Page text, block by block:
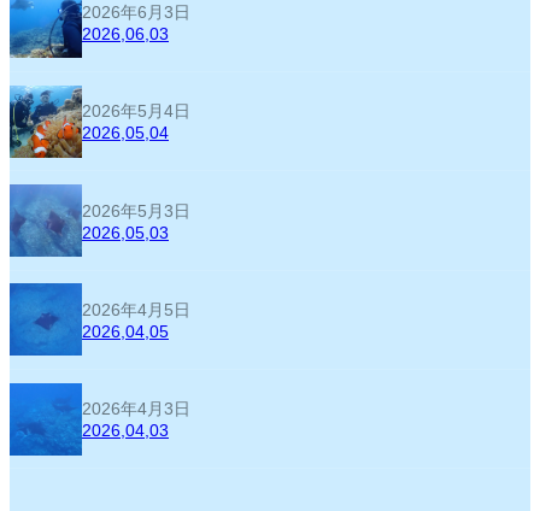
2026年6月3日
2026,06,03
2026年5月4日
2026,05,04
2026年5月3日
2026,05,03
2026年4月5日
2026,04,05
2026年4月3日
2026,04,03